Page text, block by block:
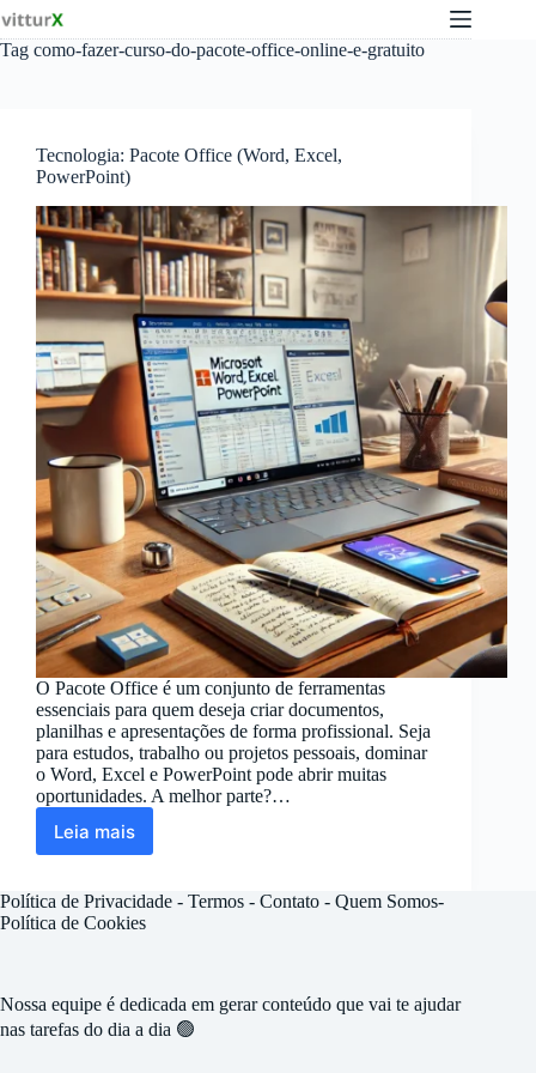
Pular
para
o
Tag como-fazer-curso-do-pacote-office-online-e-gratuito
Tecnologia: Pacote Office (Word, Excel,
PowerPoint)
O Pacote Office é um conjunto de ferramentas
essenciais para quem deseja criar documentos,
planilhas e apresentações de forma profissional. Seja
para estudos, trabalho ou projetos pessoais, dominar
o Word, Excel e PowerPoint pode abrir muitas
oportunidades. A melhor parte?…
Leia maisTecnologia:
(Word,
Excel,
Política de Privacidade - Termos - Contato - Quem Somos-
Política de Cookies
Nossa equipe é dedicada em gerar conteúdo que vai te ajudar
nas tarefas do dia a dia 🟢